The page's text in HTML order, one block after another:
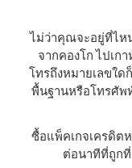
ไม่ว่าคุณจะอยู่ที่ไห
จากคองโก ไปเก
โทรถึงหมายเลขใด
พื้นฐานหรือโทรศัพ
ซื้อแพ็คเกจเครดิต
ต่อนาทีที่ถูกที่